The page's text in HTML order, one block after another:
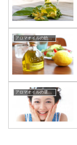
アロマオイルの効能と使い方
アロマオイルの選び方